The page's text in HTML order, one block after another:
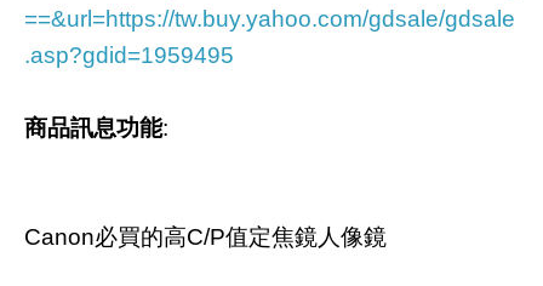
==&url=https://tw.buy.yahoo.com/gdsale/gdsale
.asp?gdid=1959495
商品訊息功能:
Canon必買的高C/P值定焦鏡人像鏡